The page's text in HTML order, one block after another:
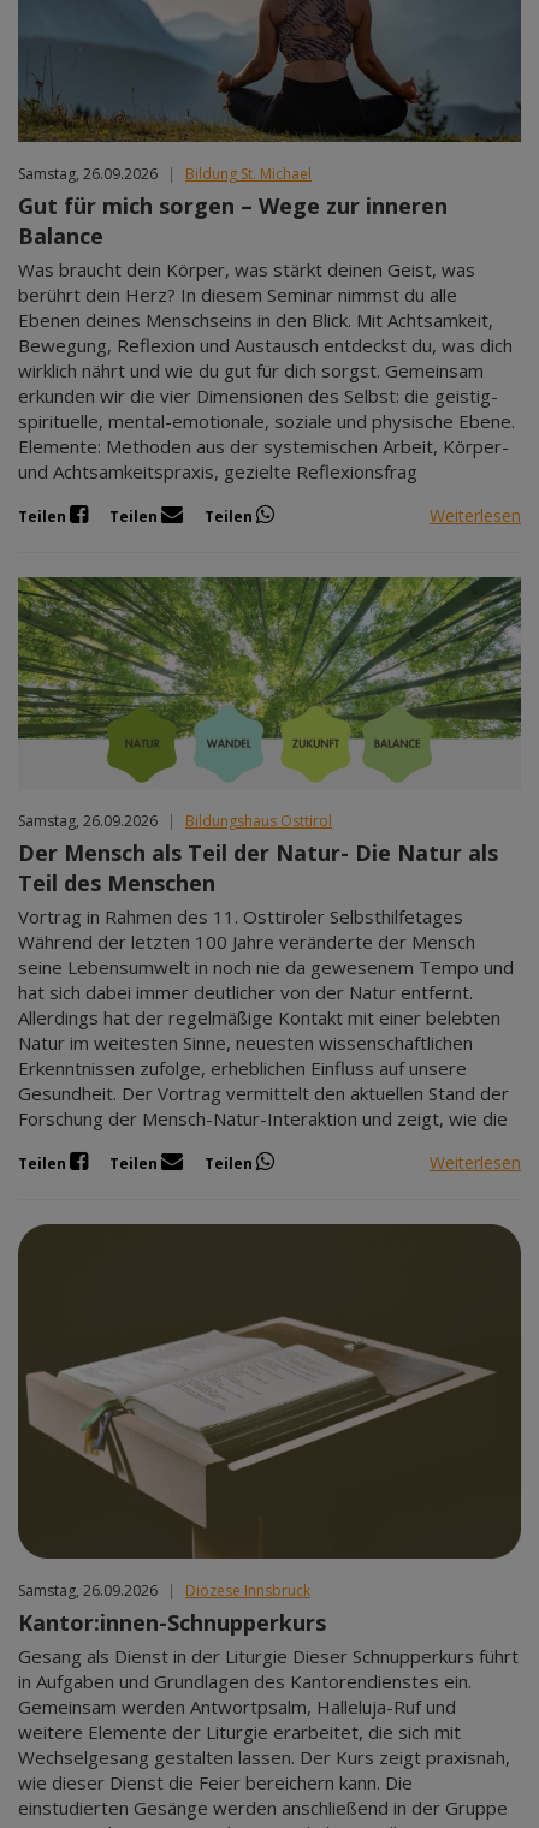
Samstag, 26.09.2026 | Bildung St. Michael
Gut für mich sorgen – Wege zur inneren
Balance
Was braucht dein Körper, was stärkt deinen Geist, was
berührt dein Herz? In diesem Seminar nimmst du alle
Ebenen deines Menschseins in den Blick. Mit Achtsamkeit,
Bewegung, Reflexion und Austausch entdeckst du, was dich
wirklich nährt und wie du gut für dich sorgst. Gemeinsam
erkunden wir die vier Dimensionen des Selbst: die geistig-
spirituelle, mental-emotionale, soziale und physische Ebene.
Elemente: Methoden aus der systemischen Arbeit, Körper-
und Achtsamkeitspraxis, gezielte Reflexionsfrag
Teilen Teilen Teilen Weiterlesen
Samstag, 26.09.2026 | Bildungshaus Osttirol
Der Mensch als Teil der Natur- Die Natur als
Teil des Menschen
Vortrag in Rahmen des 11. Osttiroler Selbsthilfetages
Während der letzten 100 Jahre veränderte der Mensch
seine Lebensumwelt in noch nie da gewesenem Tempo und
hat sich dabei immer deutlicher von der Natur entfernt.
Allerdings hat der regelmäßige Kontakt mit einer belebten
Natur im weitesten Sinne, neuesten wissenschaftlichen
Erkenntnissen zufolge, erheblichen Einfluss auf unsere
Gesundheit. Der Vortrag vermittelt den aktuellen Stand der
Forschung der Mensch-Natur-Interaktion und zeigt, wie die
Teilen Teilen Teilen Weiterlesen
Samstag, 26.09.2026 | Diözese Innsbruck
Kantor:innen-Schnupperkurs
Gesang als Dienst in der Liturgie Dieser Schnupperkurs führt
in Aufgaben und Grundlagen des Kantorendienstes ein.
Gemeinsam werden Antwortpsalm, Halleluja-Ruf und
weitere Elemente der Liturgie erarbeitet, die sich mit
Wechselgesang gestalten lassen. Der Kurs zeigt praxisnah,
wie dieser Dienst die Feier bereichern kann. Die
einstudierten Gesänge werden anschließend in der Gruppe